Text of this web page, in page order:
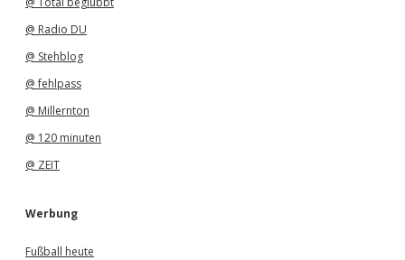
@ Radio DU
@ Stehblog
@ fehlpass
@ Millernton
@ 120 minuten
@ ZEIT
Werbung
Fußball heute